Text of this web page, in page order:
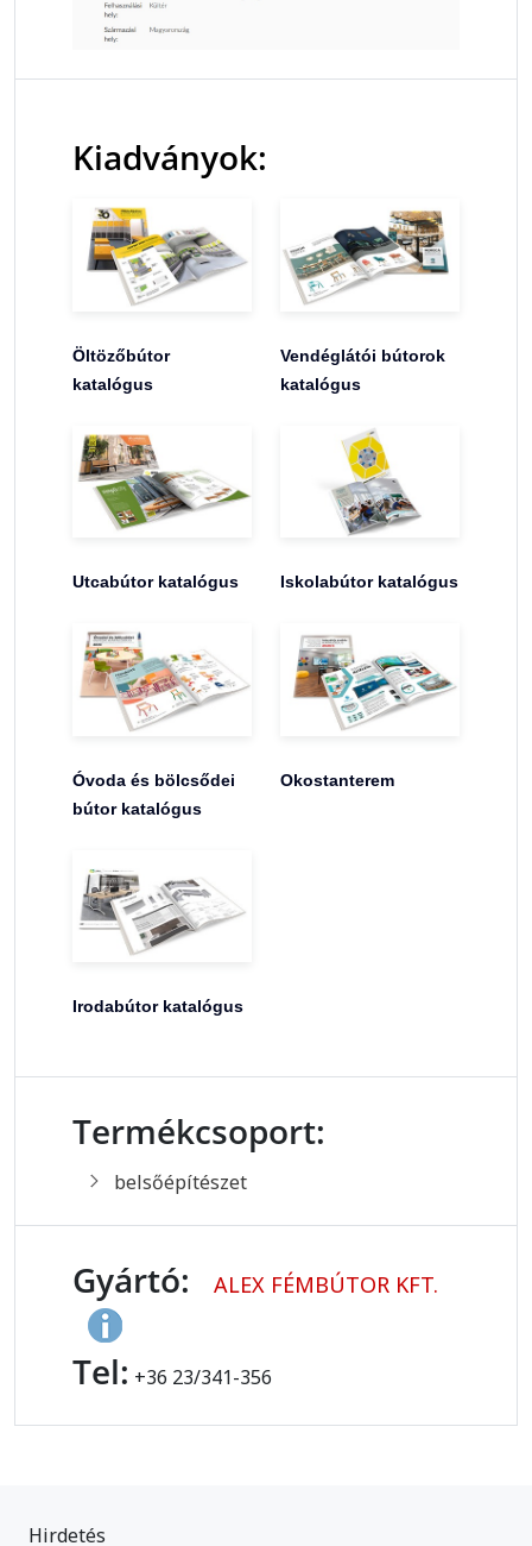
Kiadványok:
Öltözőbútor
katalógus
Vendéglátói bútorok
katalógus
Utcabútor katalógus Iskolabútor katalógus
Óvoda és bölcsődei
bútor katalógus
Okostanterem
Irodabútor katalógus
Termékcsoport:
belsőépítészet
Gyártó: ALEX FÉMBÚTOR KFT.
Tel: +36 23/341-356
Hirdetés